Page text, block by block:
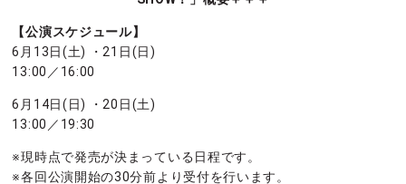
【公演スケジュール】
6月13日(土) ・21日(日)
13:00／16:00
6月14日(日) ・20日(土)
13:00／19:30
※現時点で発売が決まっている日程です。
※各回公演開始の30分前より受付を行います。